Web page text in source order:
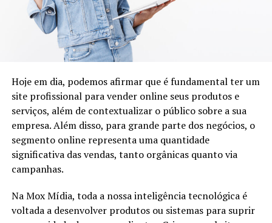
Sua empresa, Fiki Bem, adotou uma abordagem prática e
envolvente, entregando incríveis 500 amostras grátis de
seus produtos. Imagine a emoção de receber esse
compromisso da Fiki Bem em melhorar a saúde e o bem-
estar de seus clientes. Mas Alíni não para por aí – ações
presenciais emocionantes complementam sua oferta,
criando uma conexão pessoal e duradoura com seu
público.
Acesse :https://www.fikibem.com.br
Hoje em dia, podemos afirmar que é fundamental ter um
site profissional para vender online seus produtos e
serviços, além de contextualizar o público sobre a sua
empresa. Além disso, para grande parte dos negócios, o
segmento online representa uma quantidade
significativa das vendas, tanto orgânicas quanto via
campanhas.
Na Mox Mídia, toda a nossa inteligência tecnológica é
voltada a desenvolver produtos ou sistemas para suprir